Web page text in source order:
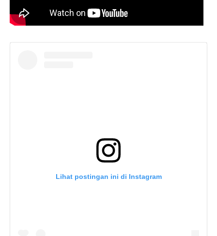
Lihat postingan ini di Instagram